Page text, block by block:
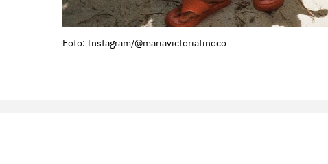
Foto: Instagram/@mariavictoriatinoco